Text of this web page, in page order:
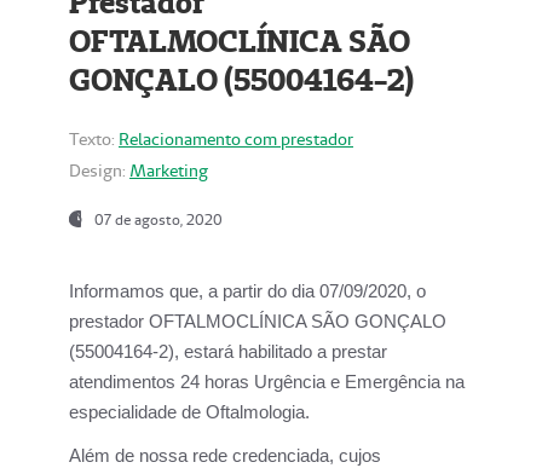
OFTALMOCLÍNICA SÃO
GONÇALO (55004164-2)
Texto: Relacionamento com prestador
Design: Marketing
07 de agosto, 2020
Informamos que, a partir do dia07/09/2020, o
prestador OFTALMOCLÍNICA SÃO GONÇALO
(55004164-2), estará habilitado a prestar
atendimentos 24 horas Urgência e Emergência na
especialidade de Oftalmologia.
Além de nossa rede credenciada, cujos